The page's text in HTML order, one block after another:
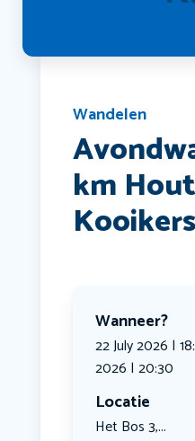
Wandelen
km
Wanneer?
22 July 2026 |
2026 | 20:30
Locatie
Het Bos 3,...